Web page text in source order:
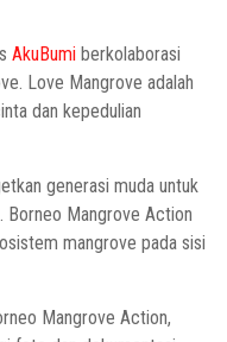
AkuBumi berkolaborasi
Love Mangrove adalah
dan kepedulian
generasi muda untuk
Mangrove Action
mangrove pada sisi
Mangrove Action,